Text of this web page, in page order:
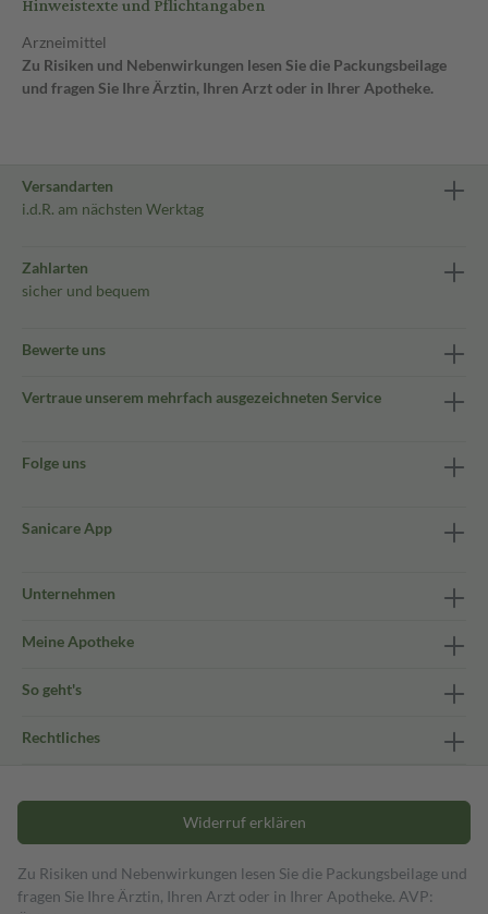
Arzneimittel
Zu Risiken und Nebenwirkungen lesen Sie die Packungsbeilage
und fragen Sie Ihre Ärztin, Ihren Arzt oder in Ihrer Apotheke.
Versandarten
i.d.R. am nächsten Werktag
Zahlarten
sicher und bequem
Bewerte uns
Vertraue unserem mehrfach ausgezeichneten Service
Folge uns
Sanicare App
Unternehmen
Meine Apotheke
So geht's
Rechtliches
Widerruf erklären
Zu Risiken und Nebenwirkungen lesen Sie die Packungsbeilage und
fragen Sie Ihre Ärztin, Ihren Arzt oder in Ihrer Apotheke. AVP: